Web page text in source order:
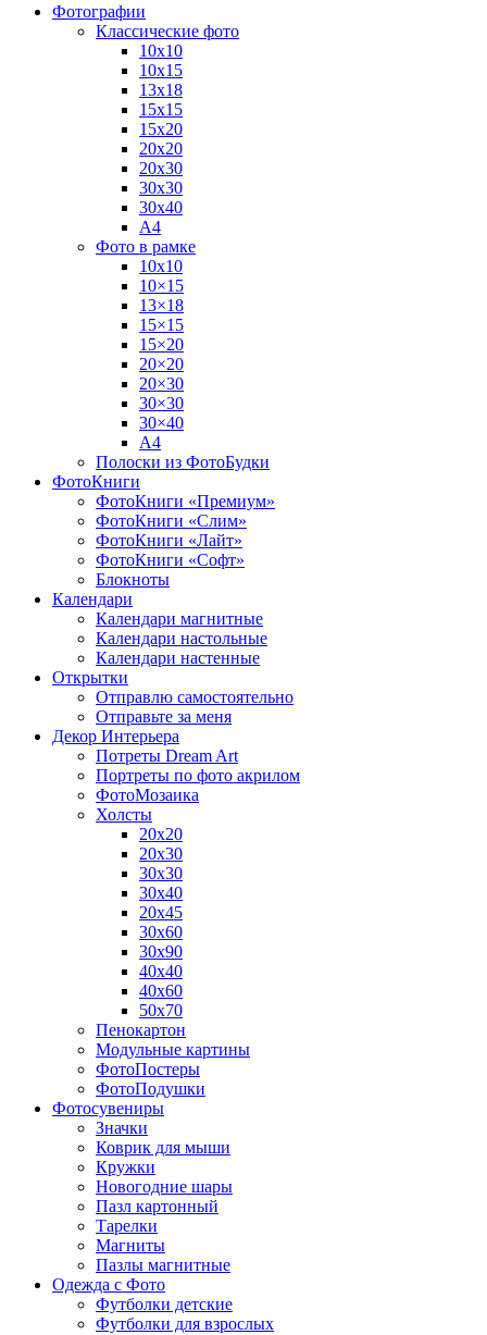
Фотографии
Классические фото
10х10
10х15
13х18
15х15
15х20
20х20
20х30
30х30
30х40
А4
Фото в рамке
10х10
10×15
13×18
15×15
15×20
20×20
20×30
30×30
30×40
A4
Полоски из ФотоБудки
ФотоКниги
ФотоКниги «Премиум»
ФотоКниги «Слим»
ФотоКниги «Лайт»
ФотоКниги «Софт»
Блокноты
Календари
Календари магнитные
Календари настольные
Календари настенные
Открытки
Отправлю самостоятельно
Отправьте за меня
Декор Интерьера
Потреты Dream Art
Портреты по фото акрилом
ФотоМозаика
Холсты
20х20
20х30
30х30
30х40
20х45
30х60
30х90
40х40
40х60
50х70
Пенокартон
Модульные картины
ФотоПостеры
ФотоПодушки
Фотоcувениры
Значки
Коврик для мыши
Кружки
Новогодние шары
Пазл картонный
Тарелки
Магниты
Пазлы магнитные
Одежда с Фото
Футболки детские
Футболки для взрослых